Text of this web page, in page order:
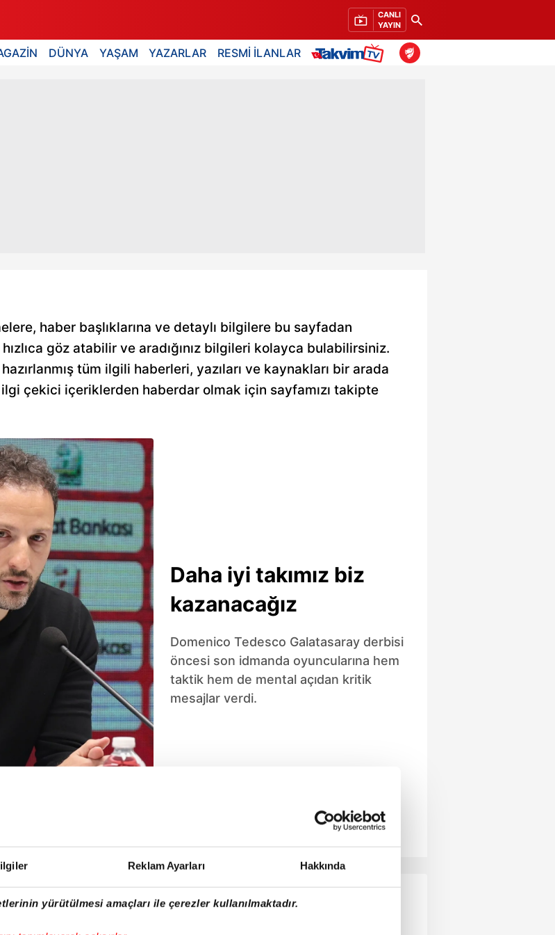
Reklam Ayarları Hakkında
yürütülmesi amaçları ile çerezler kullanılmaktadır.
CANLI
YAYIN
DÜNYA YAŞAM YAZARLAR RESMİ İLANLAR
haber başlıklarına ve detaylı bilgilere bu sayfadan
göz atabilir ve aradığınız bilgileri kolayca bulabilirsiniz.
tüm ilgili haberleri, yazıları ve kaynakları bir arada
çekici içeriklerden haberdar olmak için sayfamızı takipte
Daha iyi takımız biz
kazanacağız
Domenico Tedesco Galatasaray derbisi
öncesi son idmanda oyuncularına hem
taktik hem de mental açıdan kritik
mesajlar verdi.